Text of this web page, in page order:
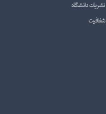
نشریات دانشگاه
شفافیت